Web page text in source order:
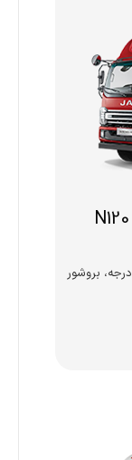
مشخصات فنی، ویدیو، تصاویر، نمای ۳۶۰ درجه، بروشور